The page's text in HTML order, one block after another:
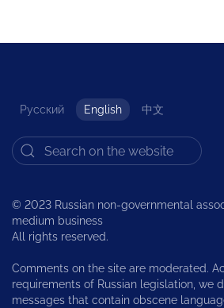
Русский English 中文
© 2023 Russian non-governmental
medium business
All rights reserved.
Comments on the site are moderated.
requirements of Russian legislation, we
messages that contain obscene